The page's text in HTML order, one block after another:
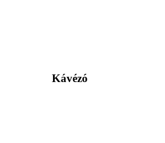
Kávézó